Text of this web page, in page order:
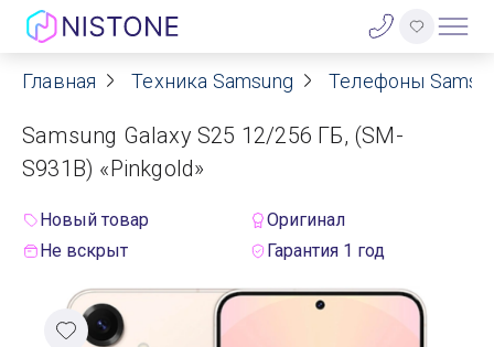
Акции
О нас
Договор оферты
Реквизиты
Главная Техника Samsung Телефоны
Samsung Galaxy S25 12/256 ГБ, (SM-
S931B) «Pinkgold»
Новый товар
Оригинал
Не вскрыт
Гарантия 1 год